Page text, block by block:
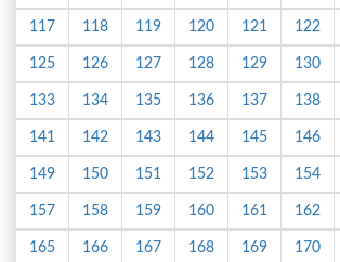
117 118 119 120 121 122
125 126 127 128 129 130
133 134 135 136 137 138
141 142 143 144 145 146
149 150 151 152 153 154
157 158 159 160 161 162
165 166 167 168 169 170